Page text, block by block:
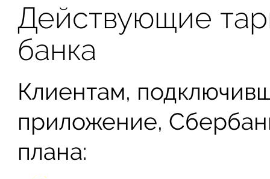
Действующие
банка
Клиентам,
приложение,
плана: